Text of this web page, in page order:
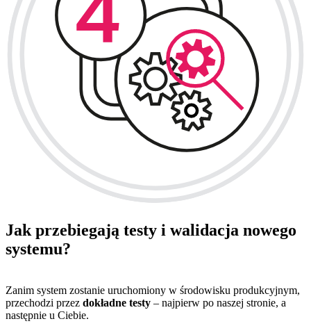
Jak przebiegają testy i walidacja nowego
systemu?
Zanim system zostanie uruchomiony w środowisku produkcyjnym,
przechodzi przez dokładne testy – najpierw po naszej stronie, a
następnie u Ciebie.